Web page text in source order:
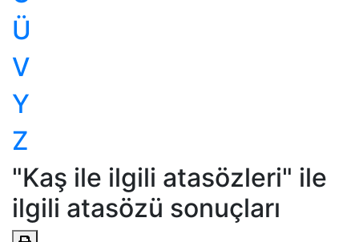
Ü
V
Y
Z
"Kaş ile ilgili atasözleri" ile
ilgili atasözü sonuçları